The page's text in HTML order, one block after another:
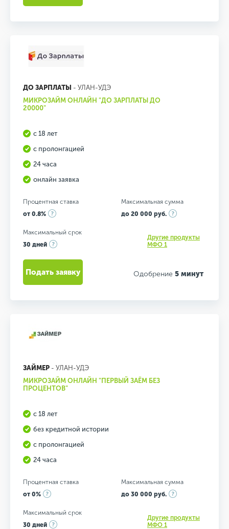
ДО ЗАРПЛАТЫ - УЛАН-УДЭ
МИКРОЗАЙМ ОНЛАЙН "ДО ЗАРПЛАТЫ ДО
20000"
с 18 лет
с пролонгацией
24 часа
онлайн заявка
Процентная ставка
от 0.8%
Максимальная сумма
до 20 000 руб.
Максимальный срок
30 дней
Другие продукты
МФО 1
Одобрение 5 минут
Подать заявку
ЗАЙМЕР - УЛАН-УДЭ
МИКРОЗАЙМ ОНЛАЙН "ПЕРВЫЙ ЗАЁМ БЕЗ
ПРОЦЕНТОВ"
с 18 лет
без кредитной истории
с пролонгацией
24 часа
Процентная ставка
от 0%
Максимальная сумма
до 30 000 руб.
Максимальный срок
30 дней
Другие продукты
МФО 1